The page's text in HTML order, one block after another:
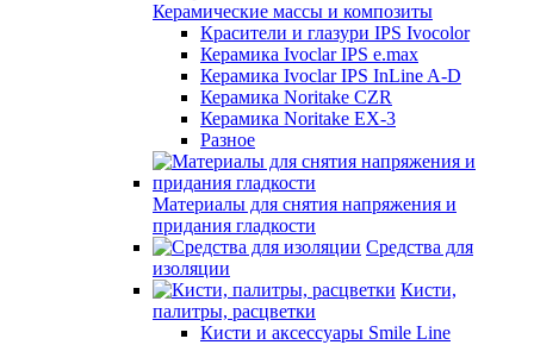
Керамические массы и композиты
Красители и глазури IPS Ivocolor
Керамика Ivoclar IPS e.max
Керамика Ivoclar IPS InLine A-D
Керамика Noritake CZR
Керамика Noritake EX-3
Разное
Материалы для снятия напряжения и
придания гладкости
Средства для
изоляции
Кисти,
палитры, расцветки
Кисти и аксессуары Smile Line